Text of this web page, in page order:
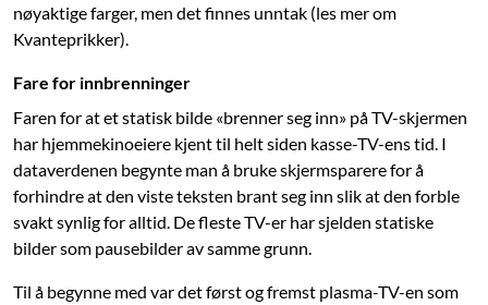
nøyaktige farger, men det finnes unntak (les mer om
Kvanteprikker).
Fare for innbrenninger
Faren for at et statisk bilde «brenner seg inn» på TV-skjermen
har hjemmekinoeiere kjent til helt siden kasse-TV-ens tid. I
dataverdenen begynte man å bruke skjermsparere for å
forhindre at den viste teksten brant seg inn slik at den forble
svakt synlig for alltid. De fleste TV-er har sjelden statiske
bilder som pausebilder av samme grunn.
Til å begynne med var det først og fremst plasma-TV-en som